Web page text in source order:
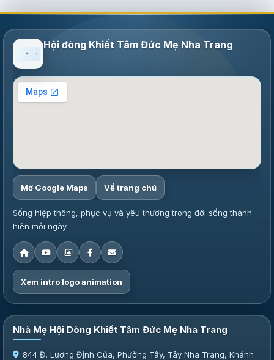
Hội đòng Khiết Tâm Đức Mẹ Nha Trang
Mở Google Maps Về trang chủ
Sống hiệp thông, phục vụ và yêu thương trong đời sống thánh
hiến mỗi ngày.
Xem intro logo animation
Nhà Mẹ Hội Dòng Khiết Tâm Đức Mẹ Nha Trang
844 Đ. Lương Định Của, Phường Tây, Tây Nha Trang, Khánh